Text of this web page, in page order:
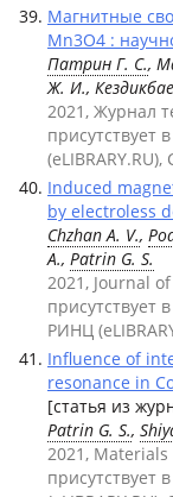
Магнитные
Mn3O4 :
Патрин Г. С.,
Ж. И.,
2021, Журнал
присутствует
Induced
by electroless
Chzhan A. V.,
A., Patrin G. S.
2021, Journal
присутствует
РИНЦ
Influence of
resonance in
[статья из
Patrin G. S.,
2021, Materials
присутствует